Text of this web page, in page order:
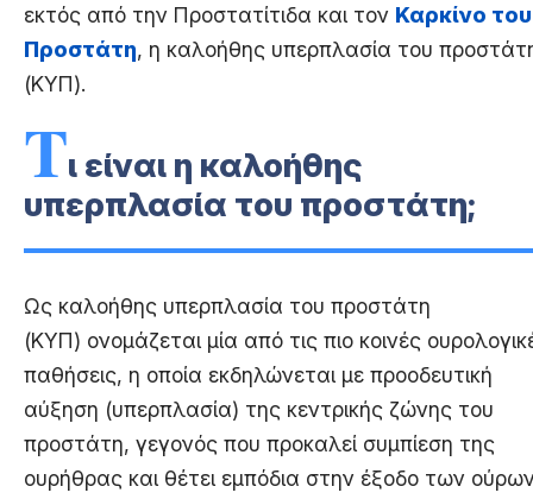
εκτός από την Προστατίτιδα και τον Καρκίνο του
Προστάτη, η καλοήθης υπερπλασία του
(ΚΥΠ).
Τι είναι η καλοήθης
υπερπλασία του προστάτη;
Ως καλοήθης υπερπλασία του προστάτη
(ΚΥΠ) ονομάζεται μία από τις πιο κοινές
παθήσεις, η οποία εκδηλώνεται με προοδευτική
αύξηση (υπερπλασία) της κεντρικής ζώνης του
προστάτη, γεγονός που προκαλεί συμπίεση της
ουρήθρας και θέτει εμπόδια στην έξοδο των